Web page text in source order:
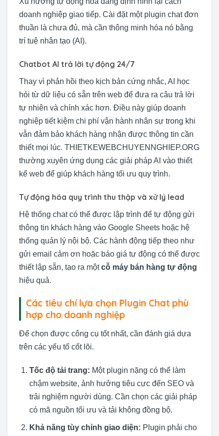
doanh nghiệp giao tiếp. Cài đặt một plugin chat đơn
thuần là chưa đủ, mà cần thông minh hóa nó bằng
trí tuệ nhân tạo (AI).
Chatbot AI trả lời tự động 24/7
Thay vì phản hồi theo kịch bản cứng nhắc, AI học
hỏi từ dữ liệu có sẵn trên web để đưa ra câu trả lời
tự nhiên và chính xác hơn. Điều này giúp doanh
nghiệp tiết kiệm chi phí vận hành nhân sự trong khi
vẫn đảm bảo khách hàng nhận được thông tin cần
thiết mọi lúc. THIETKEWEBCHUYENNGHIEP.ORG
thường xuyên ứng dụng các giải pháp AI vào thiết
kế web để giúp khách hàng tối ưu quy trình.
Tự động hóa quy trình thu thập và xử lý lead
Hệ thống chat có thể được lập trình để tự động gửi
thông tin khách hàng vào Google Sheets hoặc hệ
thống quản lý nội bộ. Các hành động tiếp theo như
gửi email cảm ơn hoặc báo giá tự động có thể được
thiết lập sẵn, tạo ra mộtcỗ máy bán hàng tự động
hiệu quả.
Các tiêu chí lựa chọn Plugin Chat phù
hợp cho doanh nghiệp
Để chọn được công cụ tốt nhất, cần đánh giá dựa
trên các yếu tố cốt lõi.
Tốc độ tải trang: Một plugin nặng có thể làm
chậm website, ảnh hưởng tiêu cực đến SEO và
trải nghiệm người dùng. Cần chọn các giải pháp
có mã nguồn tối ưu và tải không đồng bộ.
Khả năng tùy chỉnh giao diện: Plugin phải cho